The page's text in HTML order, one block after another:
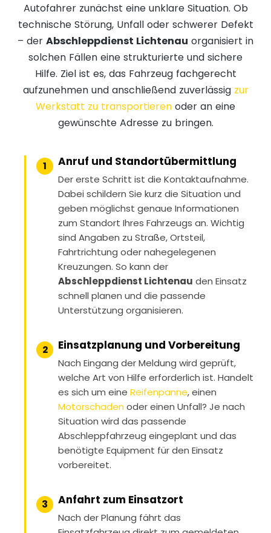
Autofahrer zunächst eine unklare Situation. Ob
technische Störung, Unfall oder schwerer Defekt
– der Abschleppdienst Lichtenau organisiert in
solchen Fällen eine strukturierte und sichere
Hilfe. Ziel ist es, das Fahrzeug fachgerecht
aufzunehmen und anschließend zuverlässig zur
Werkstatt zu transportieren oder an eine
gewünschte Adresse zu bringen.
1 Anruf und Standortübermittlung
Der erste Schritt ist die Kontaktaufnahme.
Dabei schildern Sie kurz die Situation und
geben möglichst genaue Informationen
zum Standort Ihres Fahrzeugs an. Wichtig
sind Angaben zu Straße, Ortsteil,
Fahrtrichtung oder nahegelegenen
Kreuzungen. So kann der
Abschleppdienst Lichtenau den Einsatz
schnell planen und die passende
Unterstützung organisieren.
2 Einsatzplanung und Vorbereitung
Nach Eingang der Meldung wird geprüft,
welche Art von Hilfe erforderlich ist. Handelt
es sich um eine Reifenpanne, einen
Motorschadenoder einen Unfall? Je nach
Situation wird das passende
Abschleppfahrzeug eingeplant und das
benötigte Equipment für den Einsatz
vorbereitet.
3 Anfahrt zum Einsatzort
Nach der Planung fährt das